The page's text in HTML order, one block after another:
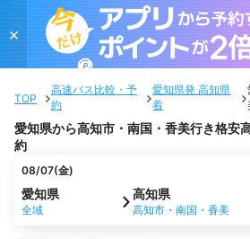
×
TOP
高速バス比較・予
約
愛知県発 高知県
着
愛知県から高知市・南国・香美行き格安
約
08/07(金)
愛知県
全域
高知県
高知市・南国・香美